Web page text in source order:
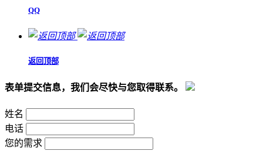
QQ
返回顶部
表单提交信息，我们会尽快与您取得联系。
姓名
电话
您的需求